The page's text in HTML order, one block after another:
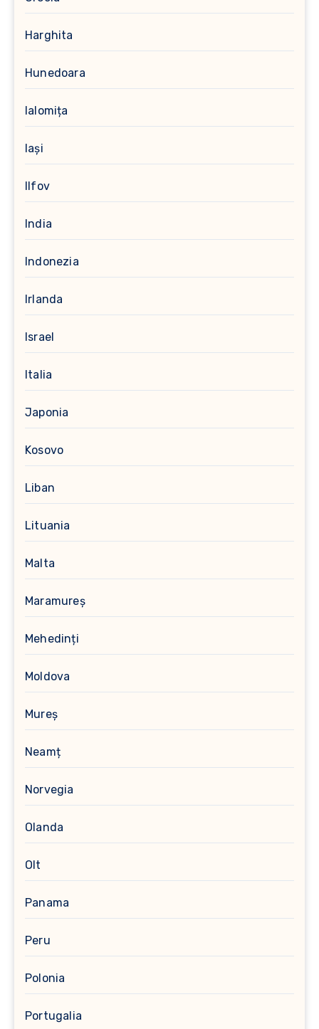
Harghita
Hunedoara
Ialomița
Iași
Ilfov
India
Indonezia
Irlanda
Israel
Italia
Japonia
Kosovo
Liban
Lituania
Malta
Maramureș
Mehedinți
Moldova
Mureș
Neamț
Norvegia
Olanda
Olt
Panama
Peru
Polonia
Portugalia